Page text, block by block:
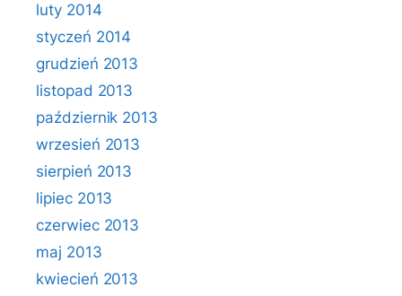
luty 2014
styczeń 2014
grudzień 2013
listopad 2013
październik 2013
wrzesień 2013
sierpień 2013
lipiec 2013
czerwiec 2013
maj 2013
kwiecień 2013